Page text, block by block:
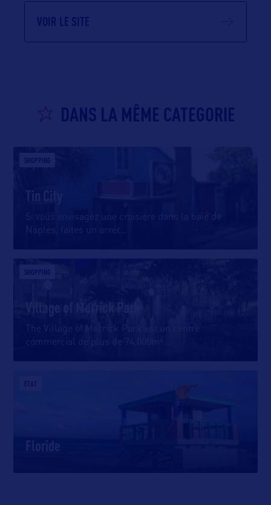
VOIR LE SITE
DANS LA MÊME CATEGORIE
SHOPPING
Tin City
Si vous envisagez une croisière dans la baie de
Naples, faites un arrêt
SHOPPING
Village of Merrick Park
The Village of Merrick Park est un centre
commercial de plus de 74.000m²
ÉTAT